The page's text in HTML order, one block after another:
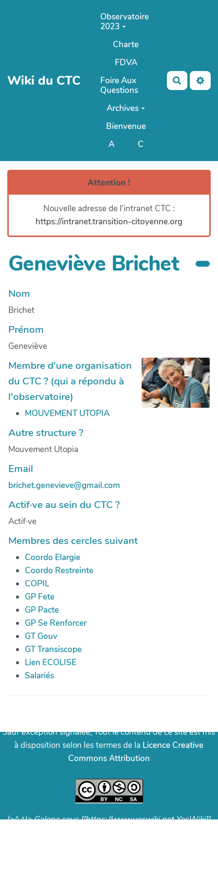
Aller au contenu principal
Wiki du CTC
Observatoire
2023
Charte
FDVA
Foire Aux
Questions
Archives
Bienvenue
A
C
ANCIEN Wiki du CTC
Attention !
Nouvelle adresse de l'intranet CTC :
https://intranet.transition-citoyenne.org
Geneviève Brichet
Nom
Brichet
Prénom
Geneviève
Membre d'une organisation
du CTC ? (qui a répondu à
l'observatoire)
MOUVEMENT UTOPIA
Autre structure ?
Mouvement Utopia
Email
brichet.genevieve@gmail.com
Actif·ve au sein du CTC ?
Actif·ve
Membres des cercles suivant
Coordo Elargie
Coordo Restreinte
COPIL
GP Fete
GP Pacte
GP Se Renforcer
GT Gouv
GT Transiscope
Lien ECOLISE
Salariés
Sauf exception signalée, Tout le contenu de ce site est mis
à disposition selon les termes de la Licence Creative
Commons Attribution
(>^^)> Galope sous [[https://www.yeswiki.net YesWiki]]